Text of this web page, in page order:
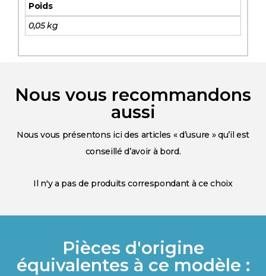
Poids
0,05 kg
Nous vous recommandons
aussi
Nous vous présentons ici des articles « d’usure » qu’il est
conseillé d’avoir à bord.
Il n'y a pas de produits correspondant à ce choix
Pièces d'origine
équivalentes à ce modèle :